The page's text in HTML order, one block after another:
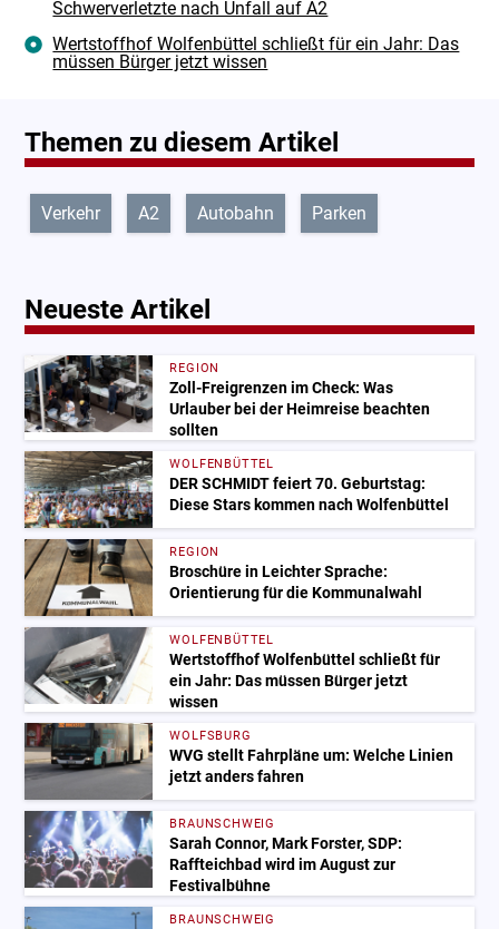
Schwerverletzte nach Unfall auf A2
Wertstoffhof Wolfenbüttel schließt für ein Jahr: Das
müssen Bürger jetzt wissen
Themen zu diesem Artikel
Verkehr A2 Autobahn Parken
Neueste Artikel
REGION
Zoll-Freigrenzen im Check: Was
Urlauber bei der Heimreise beachten
sollten
WOLFENBÜTTEL
DER SCHMIDT feiert 70. Geburtstag:
Diese Stars kommen nach Wolfenbüttel
REGION
Broschüre in Leichter Sprache:
Orientierung für die Kommunalwahl
WOLFENBÜTTEL
Wertstoffhof Wolfenbüttel schließt für
ein Jahr: Das müssen Bürger jetzt
wissen
WOLFSBURG
WVG stellt Fahrpläne um: Welche Linien
jetzt anders fahren
BRAUNSCHWEIG
Sarah Connor, Mark Forster, SDP:
Raffteichbad wird im August zur
Festivalbühne
BRAUNSCHWEIG